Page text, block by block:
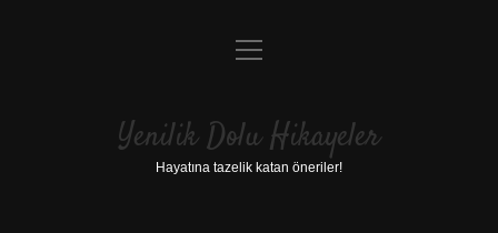
Anasayfa
Yasal Uyarı
menüyü
Yenilik Dolu Hikayeler
Hayatına tazelik katan öneriler!